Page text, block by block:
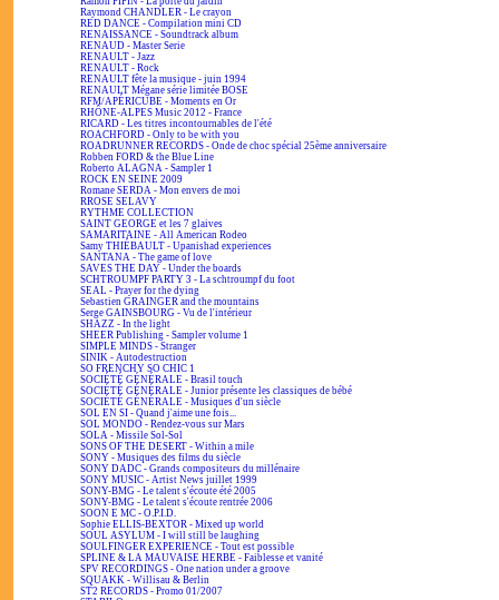
Raymond CHANDLER - Le crayon
RED DANCE - Compilation mini CD
RENAISSANCE - Soundtrack album
RENAUD - Master Serie
RENAULT - Jazz
RENAULT - Rock
RENAULT fête la musique - juin 1994
RENAULT Mégane série limitée BOSE
RFM/APÉRICUBE - Moments en Or
RHÔNE-ALPES Music 2012 - France
RICARD - Les titres incontournables de l'été
ROACHFORD - Only to be with you
ROADRUNNER RECORDS - Onde de choc spécial 25ème anniversaire
Robben FORD & the Blue Line
Roberto ALAGNA - Sampler 1
ROCK EN SEINE 2009
Romane SERDA - Mon envers de moi
RROSE SELAVY
RYTHME COLLECTION
SAINT GEORGE et les 7 glaives
SAMARITAINE - All American Rodeo
Samy THIÉBAULT - Upanishad experiences
SANTANA - The game of love
SAVES THE DAY - Under the boards
SCHTROUMPF PARTY 3 - La schtroumpf du foot
SEAL - Prayer for the dying
Sebastien GRAINGER and the mountains
Serge GAINSBOURG - Vu de l'intérieur
SHAZZ - In the light
SHEER Publishing - Sampler volume 1
SIMPLE MINDS - Stranger
SINIK - Autodestruction
SO FRENCHY SO CHIC 1
SOCIÉTÉ GÉNÉRALE - Brasil touch
SOCIÉTÉ GÉNÉRALE - Junior présente les classiques de bébé
SOCIÉTÉ GÉNÉRALE - Musiques d'un siècle
SOL EN SI - Quand j'aime une fois...
SOL MONDO - Rendez-vous sur Mars
SOLA - Missile Sol-Sol
SONS OF THE DESERT - Within a mile
SONY - Musiques des films du siècle
SONY DADC - Grands compositeurs du millénaire
SONY MUSIC - Artist News juillet 1999
SONY-BMG - Le talent s'écoute été 2005
SONY-BMG - Le talent s'écoute rentrée 2006
SOON E MC - O.P.I.D.
Sophie ELLIS-BEXTOR - Mixed up world
SOUL ASYLUM - I will still be laughing
SOULFINGER EXPERIENCE - Tout est possible
SPLINE & LA MAUVAISE HERBE - Faiblesse et vanité
SPV RECORDINGS - One nation under a groove
SQUAKK - Willisau & Berlin
ST2 RECORDS - Promo 01/2007